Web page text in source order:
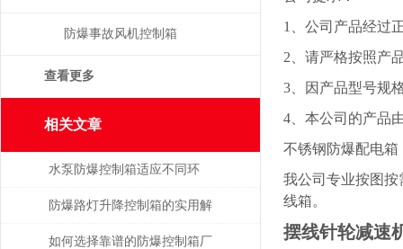
1、公司产品经过
2、请严格按照产
3、因产品型号规
4、本公司的产品
不锈钢防爆配电
我公司专业按图
线箱。
摆线针轮减速
防爆事故风机控制箱
查看更多
相关文章
水泵防爆控制箱适应不同环
境，保障安全运行
防爆路灯升降控制箱的实用解
析
如何选择靠谱的防爆控制箱厂